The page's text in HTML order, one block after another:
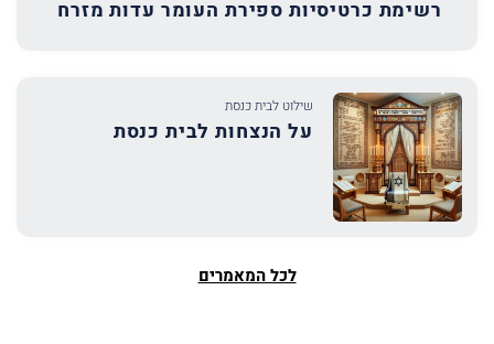
רשימת כרטיסיות ספירת העומר עדות מזרח
שילוט לבית כנסת
על הנצחות לבית כנסת
לכל המאמרים